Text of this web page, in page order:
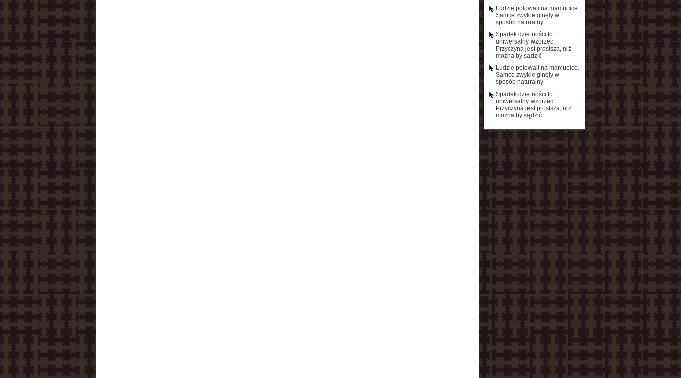
Ludzie polowali na mamucice.
Samce zwykle ginęły w
sposób naturalny
Spadek dzietności to
uniwersalny wzorzec.
Przyczyna jest prostsza, niż
można by sądzić
Ludzie polowali na mamucice.
Samce zwykle ginęły w
sposób naturalny
Spadek dzietności to
uniwersalny wzorzec.
Przyczyna jest prostsza, niż
można by sądzić